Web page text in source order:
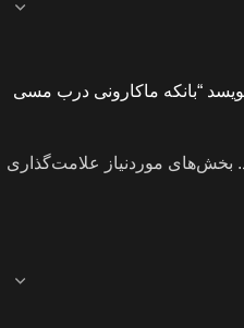
“بانکه ماکارونی درب مسی
بخش‌های موردنیاز علامت‌گذاری